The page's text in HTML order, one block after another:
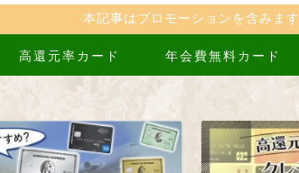
本記事はプロモーションを含みます
高還元率カード 年会費無料カード